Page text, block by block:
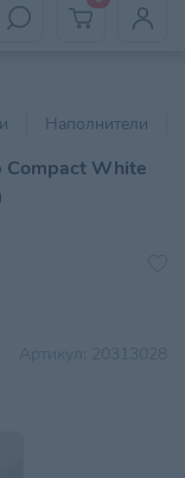
Наполнители
Compact White